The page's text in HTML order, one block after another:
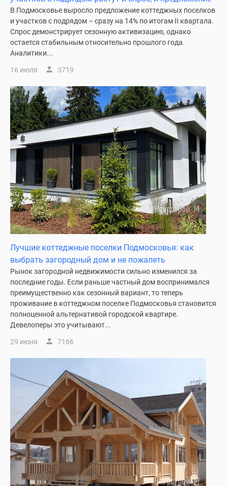
комнатные
комнатные
карте
Ипотечный
калькулятор
Семейная
ипотека
Военная
ипотека
Банки
программы
Медиа
Новости
недвижимости
Мнение
эксперта
Аналитика
рынка
Покупателю
Экспертиза
Эксперты
авторы
Контакты
Реклама
сайте
Дзен
Машино-
В Подмосковье выросло предложение коттеджных поселков
и участков с подрядом – сразу на 14% по итогам II квартала.
Спрос демонстрирует сезонную активизацию, однако
остается стабильным относительно прошлого года.
Аналитики...
16 июля 3719
Лучшие коттеджные поселки Подмосковья: как
выбрать загородный дом и не пожалеть
Рынок загородной недвижимости сильно изменился за
последние годы. Если раньше частный дом воспринимался
преимущественно как сезонный вариант, то теперь
проживание в коттеджном поселке Подмосковья становится
полноценной альтернативой городской квартире.
Девелоперы это учитывают...
29 июня 7166